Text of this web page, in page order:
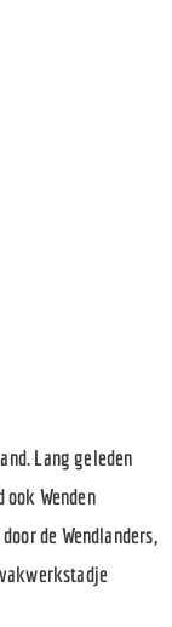
Lang geleden
Wenden
de Wendlanders,